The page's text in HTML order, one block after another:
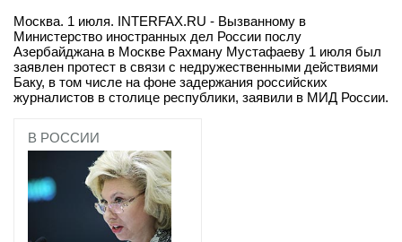
Москва. 1 июля. INTERFAX.RU - Вызванному в
Министерство иностранных дел России послу
Азербайджана в Москве Рахману Мустафаеву 1 июля был
заявлен протест в связи с недружественными действиями
Баку, в том числе на фоне задержания российских
журналистов в столице республики, заявили в МИД России.
В РОССИИ